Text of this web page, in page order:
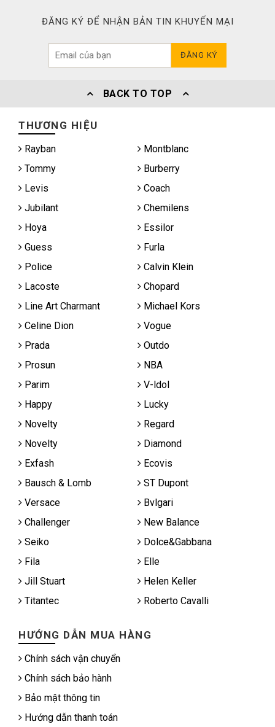
ĐĂNG KÝ ĐỂ NHẬN BẢN TIN KHUYẾN MẠI
ĐĂNG KÝ
BACK TO TOP
THƯƠNG HIỆU
Rayban
Montblanc
Tommy
Burberry
Levis
Coach
Jubilant
Chemilens
Hoya
Essilor
Guess
Furla
Police
Calvin Klein
Lacoste
Chopard
Line Art Charmant
Michael Kors
Celine Dion
Vogue
Prada
Outdo
Prosun
NBA
Parim
V-ldol
Happy
Lucky
Novelty
Regard
Novelty
Diamond
Exfash
Ecovis
Bausch & Lomb
ST Dupont
Versace
Bvlgari
Challenger
New Balance
Seiko
Dolce&Gabbana
Fila
Elle
Jill Stuart
Helen Keller
Titantec
Roberto Cavalli
HƯỚNG DẪN MUA HÀNG
Chính sách vận chuyển
Chính sách bảo hành
Bảo mật thông tin
Hướng dẫn thanh toán